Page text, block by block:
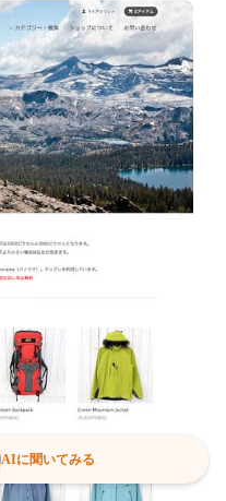
AIに聞いてみる